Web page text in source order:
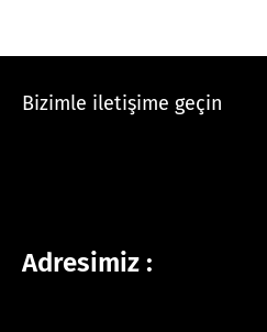
Bizimle iletişime geçin
Adresimiz :